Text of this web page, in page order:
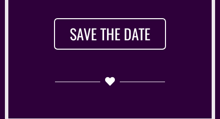
SAVE THE DATE